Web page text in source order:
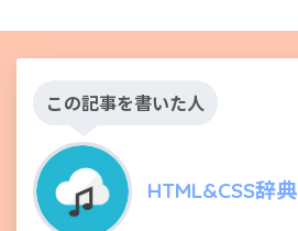
この記事を書いた人
HTML&CSS辞典